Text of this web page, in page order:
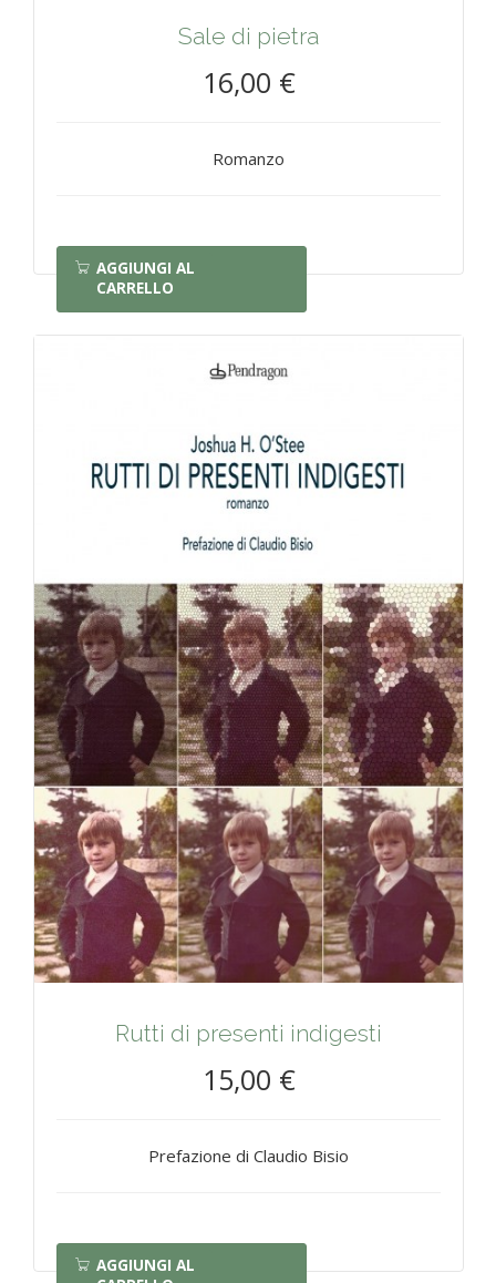
Sale di pietra
16,00 €
Romanzo
AGGIUNGI AL
CARRELLO
Rutti di presenti indigesti
15,00 €
Prefazione di Claudio Bisio
AGGIUNGI AL